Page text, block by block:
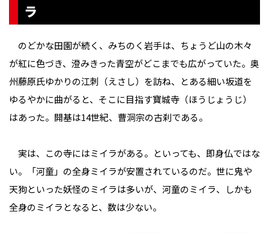
ラ
のどかな田園が続く、みちのく岩手は、ちょうど山の木々
が紅に色づき、澄みきった青空がどこまでも広がっていた。奥
州藤原氏ゆかりの江刺（えさし）を訪ね、とある細い坂道を
ゆるやかに曲がると、そこに目指す寶城寺（ほうじょうじ）
はあった。開基は14世紀、曹洞宗の古刹である。
実は、この寺にはミイラがある。といっても、即身仏ではな
い。「河童」の全身ミイラが安置されているのだ。世に鬼や
天狗といった妖怪のミイラは多いが、河童のミイラ、しかも
全身のミイラとなると、数は少ない。